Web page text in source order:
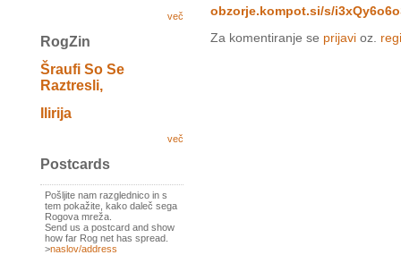
več
RogZin
Šraufi So Se
Raztresli,
Ilirija
več
Postcards
Pošljite nam razglednico in s
tem pokažite, kako daleč sega
Rogova mreža.
Send us a postcard and show
how far Rog net has spread.
>naslov/address
obzorje.kompot.si/s/
Za komentiranje se prijavi oz.